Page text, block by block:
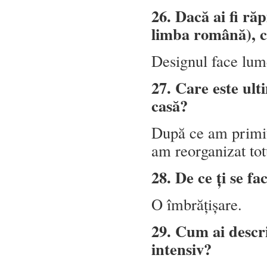
26. Dacă ai fi
limba română),
Designul face
27. Care este
casă?
După ce am
am reorganizat
28. De ce ți se
O îmbrățișare.
29. Cum ai
intensiv?